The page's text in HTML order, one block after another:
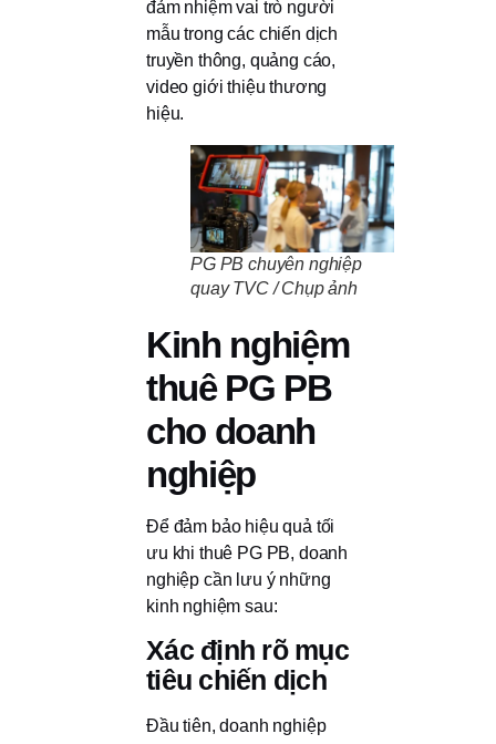
đảm nhiệm vai trò người
mẫu trong các chiến dịch
truyền thông, quảng cáo,
video giới thiệu thương
hiệu.
PG PB chuyên nghiệp
quay TVC / Chụp ảnh
Kinh nghiệm
thuê PG PB
cho doanh
nghiệp
Để đảm bảo hiệu quả tối
ưu khi thuê PG PB, doanh
nghiệp cần lưu ý những
kinh nghiệm sau:
Xác định rõ mục
tiêu chiến dịch
Đầu tiên, doanh nghiệp